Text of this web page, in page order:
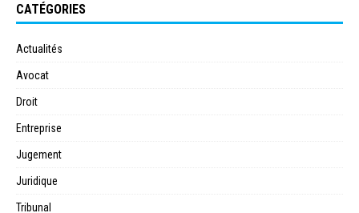
CATÉGORIES
Actualités
Avocat
Droit
Entreprise
Jugement
Juridique
Tribunal